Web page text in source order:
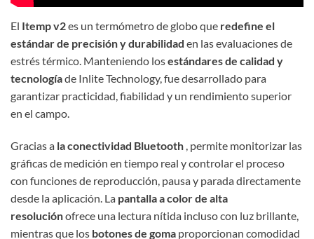
El Itemp v2es un termómetro de globo que redefine el
estándar de precisión y durabilidad en las evaluaciones de
estrés térmico. Manteniendo losestándares de calidad y
tecnologíade Inlite Technology, fue desarrollado para
garantizar practicidad, fiabilidad y un rendimiento superior
en el campo.
Gracias a la conectividad Bluetooth , permite monitorizar las
gráficas de medición en tiempo real y controlar el proceso
con funciones de reproducción, pausa y parada directamente
desde la aplicación. La pantalla a color de alta
resoluciónofrece una lectura nítida incluso con luz brillante,
mientras que los botones de goma proporcionan comodidad